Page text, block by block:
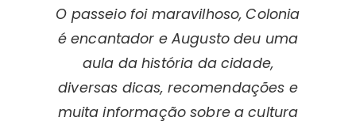
O passeio foi maravilhoso, Colonia
é encantador e Augusto deu uma
aula da história da cidade,
diversas dicas, recomendações e
muita informação sobre a cultura